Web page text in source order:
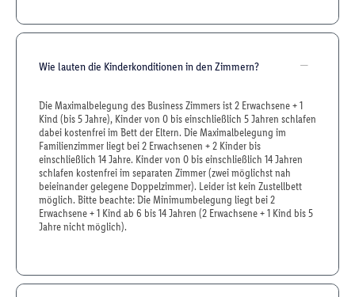
Wie lauten die Kinderkonditionen in den Zimmern?
Die Maximalbelegung des Business Zimmers ist 2 Erwachsene + 1
Kind (bis 5 Jahre), Kinder von 0 bis einschließlich 5 Jahren schlafen
dabei kostenfrei im Bett der Eltern. Die Maximalbelegung im
Familienzimmer liegt bei 2 Erwachsenen + 2 Kinder bis
einschließlich 14 Jahre. Kinder von 0 bis einschließlich 14 Jahren
schlafen kostenfrei im separaten Zimmer (zwei möglichst nah
beieinander gelegene Doppelzimmer). Leider ist kein Zustellbett
möglich. Bitte beachte: Die Minimumbelegung liegt bei 2
Erwachsene + 1 Kind ab 6 bis 14 Jahren (2 Erwachsene + 1 Kind bis 5
Jahre nicht möglich).